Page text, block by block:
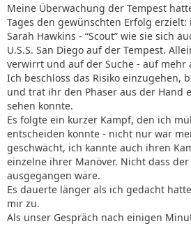
Meine Überwachung der Tempest
Tages den gewünschten Erfolg
Sarah Hawkins - “Scout” wie sie sich
U.S.S. San Diego auf der Tempest.
verwirrt und auf der Suche - auf mehr
Ich beschloss das Risiko einzugehen,
und trat ihr den Phaser aus der Hand
sehen konnte.
Es folgte ein kurzer Kampf, den ich
entscheiden konnte - nicht nur war
geschwächt, ich kannte auch ihren
einzelne ihrer Manöver. Nicht dass
ausgegangen wäre.
Es dauerte länger als ich gedacht
mir zu.
Als unser Gespräch nach einigen